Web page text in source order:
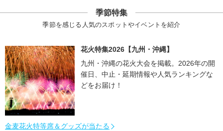
季節特集
季節を感じる人気のスポットやイベントを紹介
花火特集2026【九州・沖縄】
九州・沖縄の花火大会を掲載。2026年の開
催日、中止・延期情報や人気ランキングな
どをお届け！
金麦花火特等席＆グッズが当たる